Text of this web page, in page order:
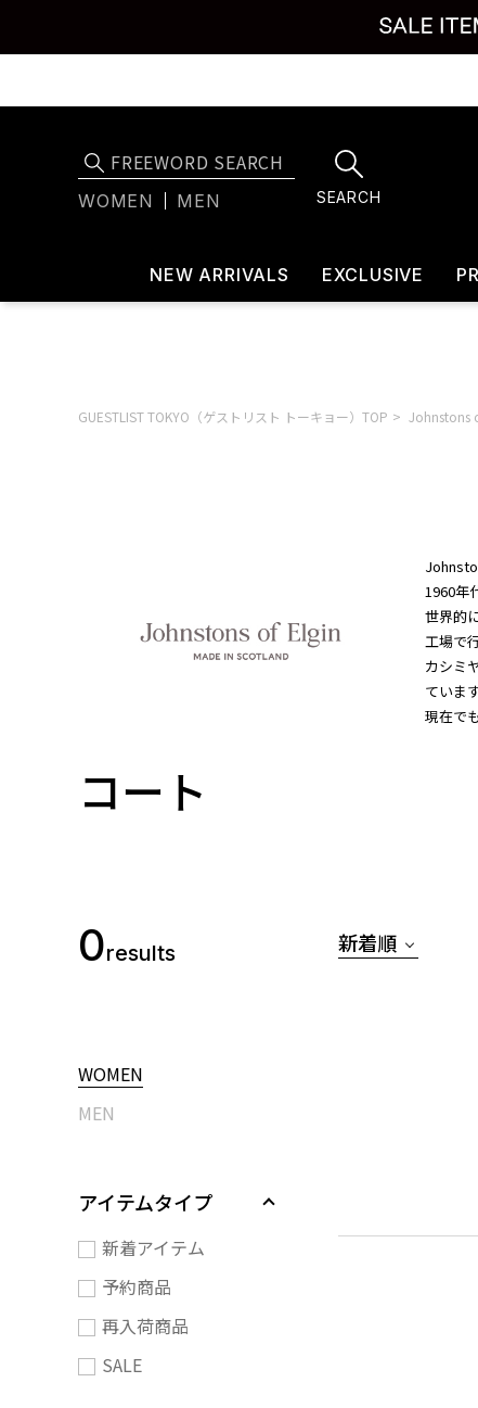
WOMEN MEN SEARCH
NEW ARRIVALS EXCLUSIVE
GUESTLIST TOKYO（ゲストリスト トーキョー）TOP Johnstons
1960年
世界的
工場で
カシミ
ています
現在で
コート
0results
WOMEN
MEN
アイテムタイプ
新着アイテム
予約商品
再入荷商品
SALE
新着順